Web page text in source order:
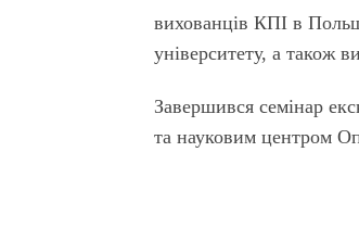
вихованців КПІ в
університету, а також
Завершився семінар
та науковим центром